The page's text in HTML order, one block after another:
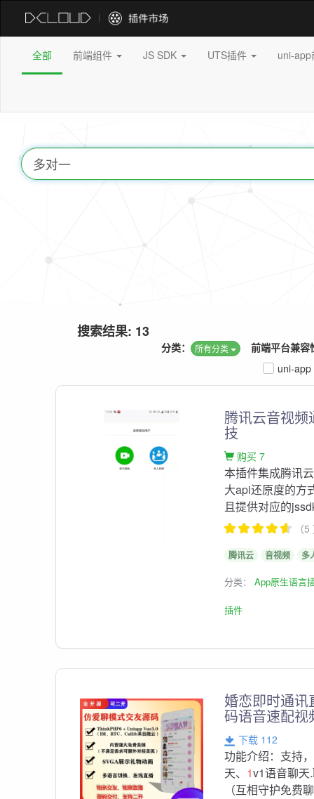
全部 前端组件 JS SDK UTS插件 uni-
搜索结果: 13
前端平台兼容
分类： 所有分类
uni-app
腾讯云音视频
技
购买 7
本插件集成腾讯
大api还原度的方
且提供对应的
（
腾讯云 音视频 多
分类：App原生语言
插件
婚恋即时通
码语音速配视
下载 112
功能介绍：支持
天、 1v1语音聊天
（互相守护免费